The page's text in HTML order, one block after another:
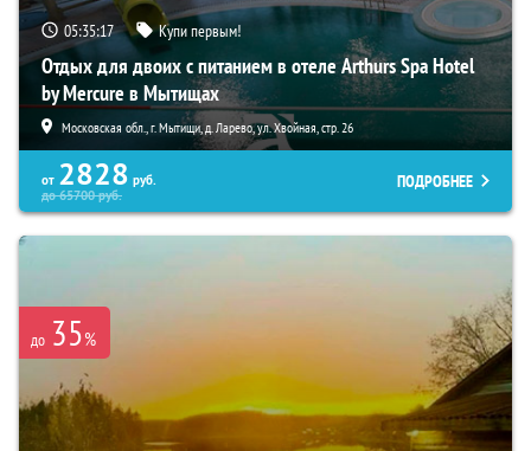
05:35:16 Купи первым!
Отдых для двоих с питанием в отеле Arthurs Spa Hotel
by Mercure в Мытищах
Московская обл., г. Мытищи, д. Ларево, ул. Хвойная, стр. 26
от 2828 руб.
до65700руб.
ПОДРОБНЕЕ
до 35%